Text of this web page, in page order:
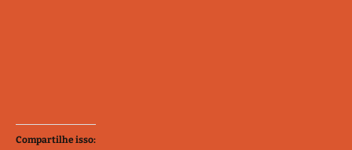
Compartilhe isso: